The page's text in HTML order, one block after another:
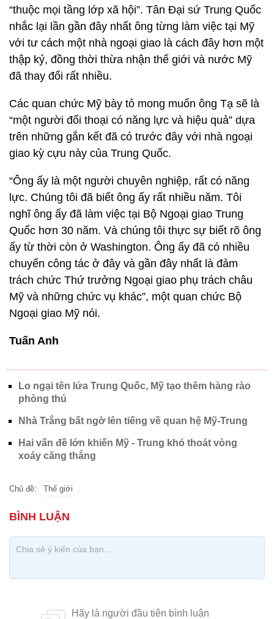
“thuộc mọi tầng lớp xã hội”. Tân Đại sứ Trung Quốc
nhắc lại lần gần đây nhất ông từng làm việc tại Mỹ
với tư cách một nhà ngoại giao là cách đây hơn một
thập kỷ, đồng thời thừa nhận thế giới và nước Mỹ
đã thay đổi rất nhiều.
Các quan chức Mỹ bày tỏ mong muốn ông Tạ sẽ là
“một người đối thoại có năng lực và hiệu quả” dựa
trên những gắn kết đã có trước đây với nhà ngoại
giao kỳ cựu này của Trung Quốc.
“Ông ấy là một người chuyên nghiệp, rất có năng
lực. Chúng tôi đã biết ông ấy rất nhiều năm. Tôi
nghĩ ông ấy đã làm việc tại Bộ Ngoại giao Trung
Quốc hơn 30 năm. Và chúng tôi thực sự biết rõ ông
ấy từ thời còn ở Washington. Ông ấy đã có nhiều
chuyến công tác ở đây và gần đây nhất là đảm
trách chức Thứ trưởng Ngoại giao phụ trách châu
Mỹ và những chức vụ khác”, một quan chức Bộ
Ngoại giao Mỹ nói.
Tuấn Anh
Lo ngại tên lửa Trung Quốc, Mỹ tạo thêm hàng rào
phòng thủ
Nhà Trắng bất ngờ lên tiếng về quan hệ Mỹ-Trung
Hai vấn đề lớn khiến Mỹ - Trung khó thoát vòng
xoáy căng thẳng
Chủ đề: Thế giới